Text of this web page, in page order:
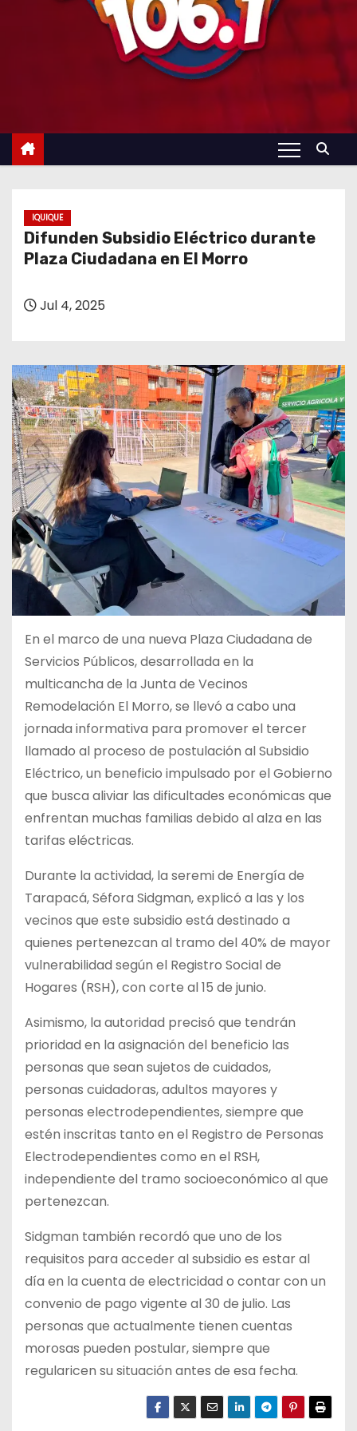
IQUIQUE
Difunden Subsidio Eléctrico durante
Plaza Ciudadana en El Morro
Jul 4, 2025
En el marco de una nueva Plaza Ciudadana de
Servicios Públicos, desarrollada en la
multicancha de la Junta de Vecinos
Remodelación El Morro, se llevó a cabo una
jornada informativa para promover el tercer
llamado al proceso de postulación al Subsidio
Eléctrico, un beneficio impulsado por el Gobierno
que busca aliviar las dificultades económicas que
enfrentan muchas familias debido al alza en las
tarifas eléctricas.
Durante la actividad, la seremi de Energía de
Tarapacá, Séfora Sidgman, explicó a las y los
vecinos que este subsidio está destinado a
quienes pertenezcan al tramo del 40% de mayor
vulnerabilidad según el Registro Social de
Hogares (RSH), con corte al 15 de junio.
Asimismo, la autoridad precisó que tendrán
prioridad en la asignación del beneficio las
personas que sean sujetos de cuidados,
personas cuidadoras, adultos mayores y
personas electrodependientes, siempre que
estén inscritas tanto en el Registro de Personas
Electrodependientes como en el RSH,
independiente del tramo socioeconómico al que
pertenezcan.
Sidgman también recordó que uno de los
requisitos para acceder al subsidio es estar al
día en la cuenta de electricidad o contar con un
convenio de pago vigente al 30 de julio. Las
personas que actualmente tienen cuentas
morosas pueden postular, siempre que
regularicen su situación antes de esa fecha.